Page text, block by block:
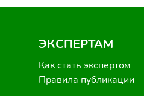
ЭКСПЕРТАМ
Как стать экспертом
Правила публикации